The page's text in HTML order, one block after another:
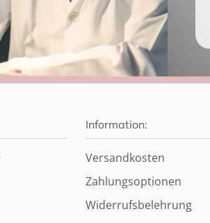
Information:
Versandkosten
Zahlungsoptionen
Widerrufsbelehrung